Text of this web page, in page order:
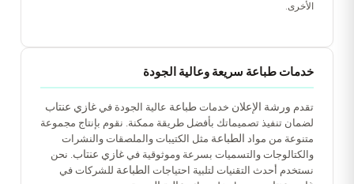
الأخرى.
خدمات طباعة سريعة وعالية الجودة
تقدم ورشة الإعلان خدمات طباعة عالية الجودة في غازي عنتاب
لضمان تنفيذ تصميماتك بأفضل طريقة ممكنة. نقوم بإنتاج مجموعة
متنوعة من مواد الطباعة مثل الكتيبات والملصقات والنشرات
والكتالوجات والتسميات بسرعة وموثوقية في غازي عنتاب. نحن
نستخدم أحدث التقنيات لتلبية احتياجات الطباعة للشركات في